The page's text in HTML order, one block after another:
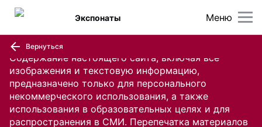
Содержание настоящего сайта, включая все
изображения и текстовую информацию,
предназначено только для персонального
некоммерческого использования, а также
использования в образовательных целях и для
распространения в СМИ. Перепечатка материалов
Меню
Экспонаты
Вернуться